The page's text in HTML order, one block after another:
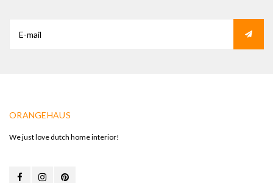
ORANGEHAUS
We just love dutch home interior!